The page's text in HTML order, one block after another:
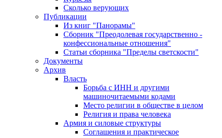
Сколько верующих
Публикации
Из книг "Панорамы"
Сборник "Преодолевая государственно -
конфессиональные отношения"
Статьи сборника "Пределы светскости"
Документы
Архив
Власть
Борьба с ИНН и другими
машиночитаемыми кодами
Место религии в обществе в целом
Религия и права человека
Армия и силовые структуры
Соглашения и практическое